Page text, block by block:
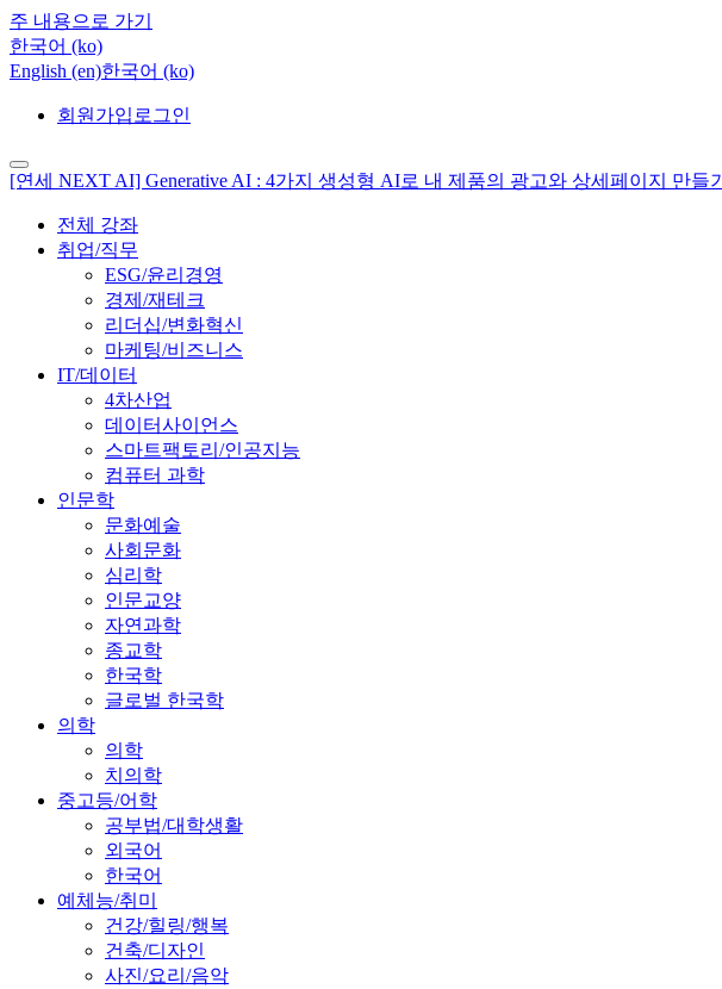
주 내용으로 가기
한국어 ‎(ko)‎
English ‎(en)‎한국어 ‎(ko)‎
회원가입 로그인
[연세 NEXT AI] Generative AI : 4가지 생성형 AI로 내 제품의 광고와 상세페이지 만들기
전체 강좌
취업/직무
ESG/윤리경영
경제/재테크
리더십/변화혁신
마케팅/비즈니스
IT/데이터
4차산업
데이터사이언스
스마트팩토리/인공지능
컴퓨터 과학
인문학
문화예술
사회문화
심리학
인문교양
자연과학
종교학
한국학
글로벌 한국학
의학
의학
치의학
중고등/어학
공부법/대학생활
외국어
한국어
예체능/취미
건강/힐링/행복
건축/디자인
사진/요리/음악